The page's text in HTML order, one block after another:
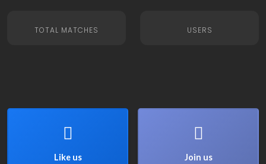
TOTAL MATCHES USERS
Like us Join us